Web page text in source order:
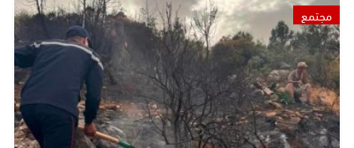
مجتمع